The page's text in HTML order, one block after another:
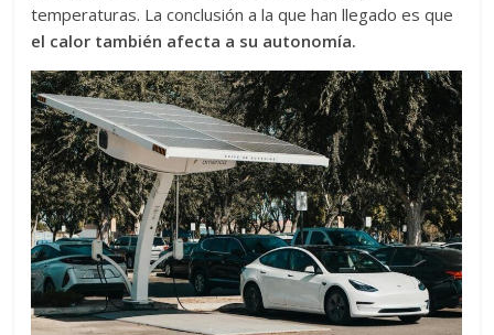
temperaturas. La conclusión a la que han llegado es que
el calor también afecta a su autonomía.